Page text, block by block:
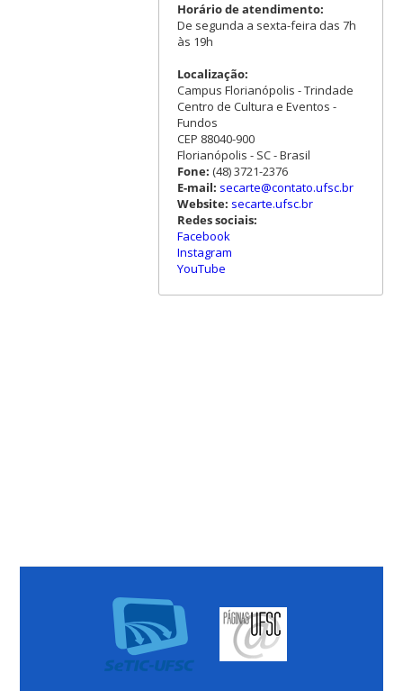
Horário de atendimento:
De segunda a sexta-feira das 7h
às 19h
Localização:
Campus Florianópolis - Trindade
Centro de Cultura e Eventos -
Fundos
CEP 88040-900
Florianópolis - SC - Brasil
Fone: (48) 3721-2376
E-mail: secarte@contato.ufsc.br
Website: secarte.ufsc.br
Redes sociais:
Facebook
Instagram
YouTube